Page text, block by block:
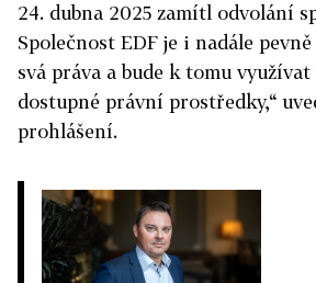
24. dubna 2025 zamítl odvolání
Společnost EDF je i nadále
svá práva a bude k tomu
dostupné právní prostředky,“
prohlášení.